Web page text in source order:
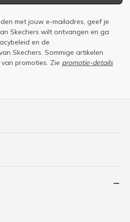
met jouw e-mailadres, geef je
Skechers wilt ontvangen en ga
en de
Skechers. Sommige artikelen
promoties. Zie promotie-details